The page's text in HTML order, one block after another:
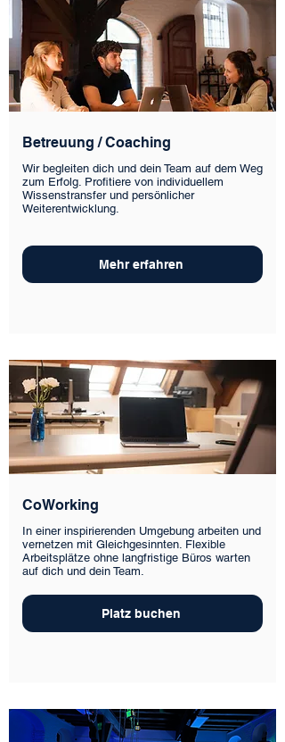
Betreuung / Coaching
Wir begleiten dich und dein Team auf dem Weg
zum Erfolg. Profitiere von individuellem
Wissenstransfer und persönlicher
Weiterentwicklung.
Mehr erfahren
CoWorking
In einer inspirierenden Umgebung arbeiten und
vernetzen mit Gleichgesinnten. Flexible
Arbeitsplätze ohne langfristige Büros warten
auf dich und dein Team.
Platz buchen